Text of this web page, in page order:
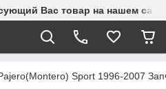
Вас товар на нашем
Sport 1996-2007